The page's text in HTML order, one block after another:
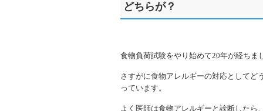
どちらが？
食物負荷試験をやり始めて20年が経ちま
さすがに食物アレルギーの対応としてど
っています。
よく医師は食物アレルギーと診断したら